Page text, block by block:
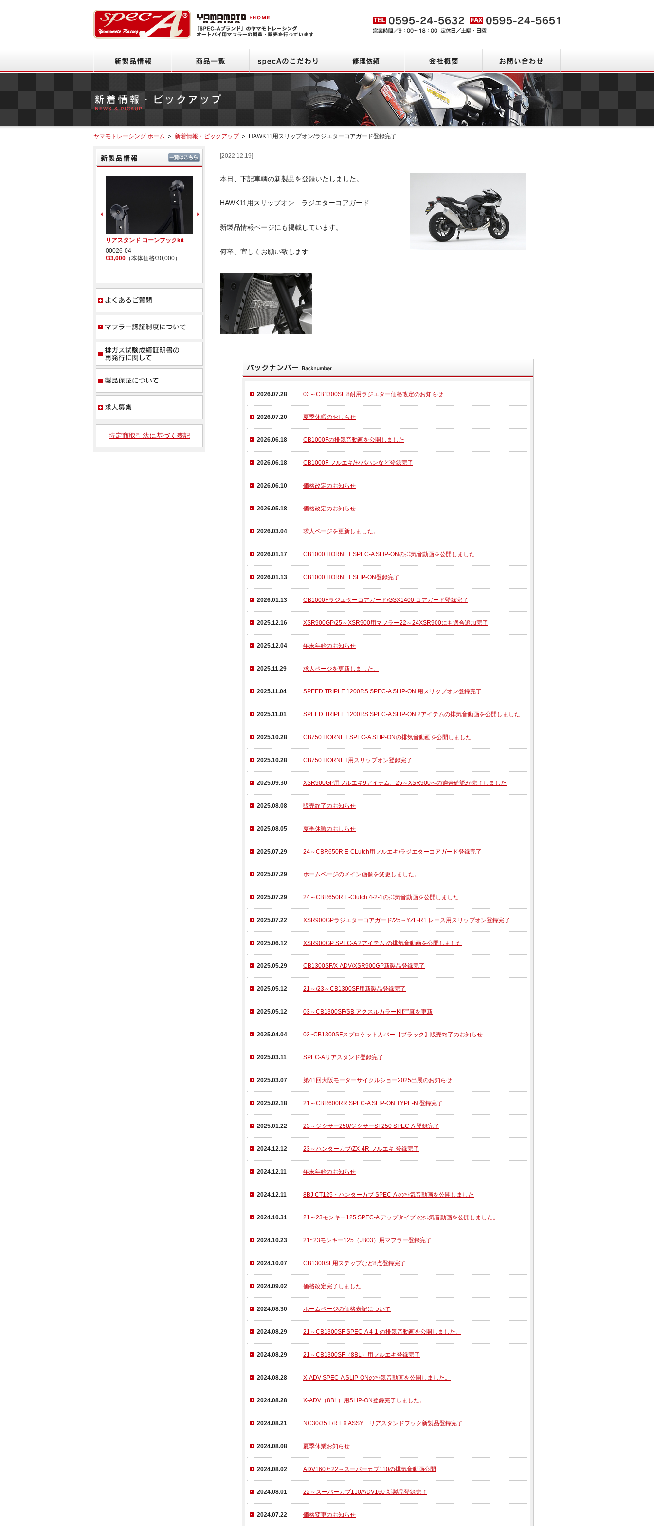
ヤマモトレーシング ホーム 新着情報・ピックアップ HAWK11用スリップオン/ラジエターコアガード登録完了
[2022.12.19]
本日、下記車輌の新製品を登録いたしました。
HAWK11用スリップオン ラジエターコアガード
新製品情報ページにも掲載しています。
何卒、宜しくお願い致します
2026.07.28 03～CB1300SF 8耐用ラジエター価格改定のお知らせ
2026.07.20 夏季休暇のおしらせ
2026.06.18 CB1000Fの排気音動画を公開しました
2026.06.18 CB1000F フルエキ/セパハンなど登録完了
2026.06.10 価格改定のお知らせ
2026.05.18 価格改定のお知らせ
2026.03.04 求人ページを更新しました。
2026.01.17 CB1000 HORNET SPEC-A SLIP-ONの排気音動画を公開しました
2026.01.13 CB1000 HORNET SLIP-ON登録完了
2026.01.13 CB1000Fラジエターコアガード/GSX1400 コアガード登録完了
2025.12.16 XSR900GP/25～XSR900用マフラー22～24XSR900にも適合追加完了
2025.12.04 年末年始のお知らせ
2025.11.29 求人ページを更新しました。
2025.11.04 SPEED TRIPLE 1200RS SPEC-A SLIP-ON 用スリップオン登録完了
2025.11.01 SPEED TRIPLE 1200RS SPEC-A SLIP-ON 2アイテムの排気音動画を公開しました
2025.10.28 CB750 HORNET SPEC-A SLIP-ONの排気音動画を公開しました
2025.10.28 CB750 HORNET用スリップオン登録完了
2025.09.30 XSR900GP用フルエキ9アイテム、25～XSR900への適合確認が完了しました
2025.08.08 販売終了のお知らせ
2025.08.05 夏季休暇のおしらせ
2025.07.29 24～CBR650R E-CLutch用フルエキ/ラジエターコアガード登録完了
2025.07.29 ホームページのメイン画像を変更しました。
2025.07.29 24～CBR650R E-Clutch 4-2-1の排気音動画を公開しました
2025.07.22 XSR900GPラジエターコアガード/25～YZF-R1 レース用スリップオン登録完了
2025.06.12 XSR900GP SPEC-A 2アイテム の排気音動画を公開しました
2025.05.29 CB1300SF/X-ADV/XSR900GP新製品登録完了
2025.05.12 21～/23～CB1300SF用新製品登録完了
2025.05.12 03～CB1300SF/SB アクスルカラーKit写真を更新
2025.04.04 03~CB1300SFスプロケットカバー【ブラック】販売終了のお知らせ
2025.03.11 SPEC-Aリアスタンド登録完了
2025.03.07 第41回大阪モーターサイクルショー2025出展のお知らせ
2025.02.18 21～CBR600RR SPEC-A SLIP-ON TYPE-N 登録完了
2025.01.22 23～ジクサー250/ジクサーSF250 SPEC-A 登録完了
2024.12.12 23～ハンターカブ/ZX-4R フルエキ 登録完了
2024.12.11 年末年始のお知らせ
2024.12.11 8BJ CT125・ハンターカブ SPEC-A の排気音動画を公開しました
2024.10.31 21～23モンキー125 SPEC-A アップタイプ の排気音動画を公開しました。
2024.10.23 21~23モンキー125（JB03）用マフラー登録完了
2024.10.07 CB1300SF用ステップなど8点登録完了
2024.09.02 価格改定完了しました
2024.08.30 ホームページの価格表記について
2024.08.29 21～CB1300SF SPEC-A 4-1 の排気音動画を公開しました。
2024.08.29 21～CB1300SF（8BL）用フルエキ登録完了
2024.08.28 X-ADV SPEC-A SLIP-ONの排気音動画を公開しました。
2024.08.28 X-ADV（8BL）用SLIP-ON登録完了しました。
2024.08.21 NC30/35 F/R EX ASSY リアスタンドフック新製品登録完了
2024.08.08 夏季休業お知らせ
2024.08.02 ADV160と22～スーパーカブ110の排気音動画公開
2024.08.01 22～スーパーカブ110/ADV160 新製品登録完了
2024.07.22 価格変更のお知らせ
新製品情報
リアスタンド コーンフックkit
00026-04
\33,000 （本体価格\30,000）
イプ
CB1000F TI4-2-1 チタン
よくあるご質問
マフラー認証制度について
製品保証について
特定商取引法に基づく表記